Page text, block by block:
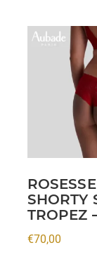
SHORTY
TROPEZ
€70,00
Dit
gekozen
worden
op
de